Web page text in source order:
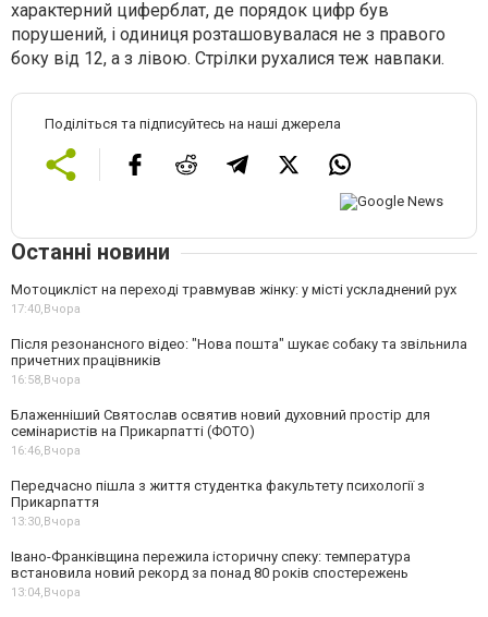
характерний циферблат, де порядок цифр був
порушений, і одиниця розташовувалася не з правого
боку від 12, а з лівою. Стрілки рухалися теж навпаки.
Поділіться та підписуйтесь на наші джерела
Останні новини
Мотоцикліст на переході травмував жінку: у місті ускладнений рух
17:40, Вчора
Після резонансного відео: "Нова пошта" шукає собаку та звільнила
причетних працівників
16:58, Вчора
Блаженніший Святослав освятив новий духовний простір для
семінаристів на Прикарпатті (ФОТО)
16:46, Вчора
Передчасно пішла з життя студентка факультету психології з
Прикарпаття
13:30, Вчора
Івано-Франківщина пережила історичну спеку: температура
встановила новий рекорд за понад 80 років спостережень
13:04, Вчора